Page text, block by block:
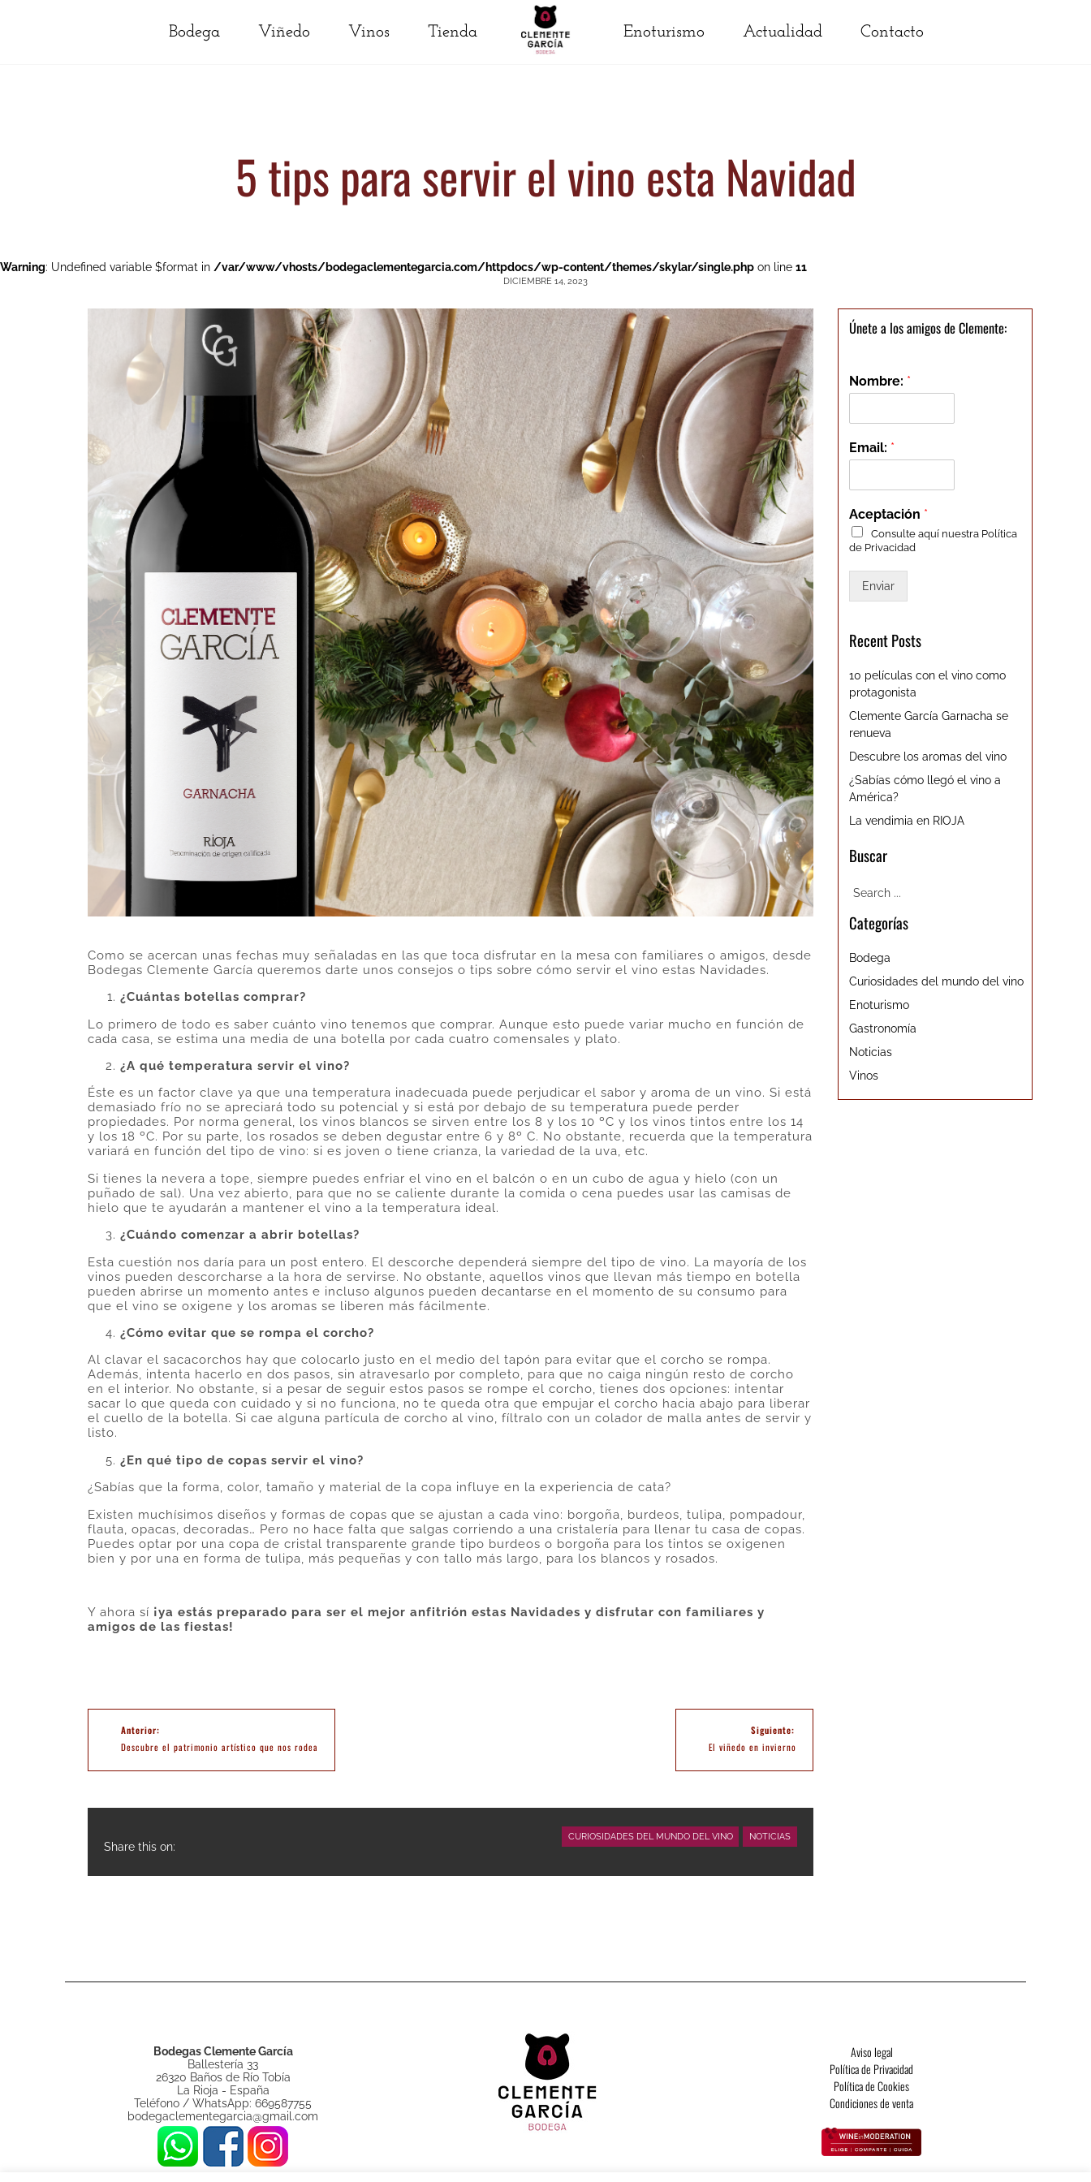
Bodega Viñedo Vinos Tienda Enoturismo Actualidad Contacto
5 tips para servir el vino esta Navidad
Warning: Undefined variable $format in /var/www/vhosts/bodegaclementegarcia.com/httpdocs/wp-content/themes/skylar/single.php on line 11
DICIEMBRE 14, 2023
Como se acercan unas fechas muy señaladas en las que toca disfrutar en la mesa con familiares o amigos, desde
Bodegas Clemente García queremos darte unos consejos o tips sobre cómo servir el vino estas Navidades.
¿Cuántas botellas comprar?
Lo primero de todo es saber cuánto vino tenemos que comprar. Aunque esto puede variar mucho en función de
cada casa, se estima una media de una botella por cada cuatro comensales y plato.
¿A qué temperatura servir el vino?
Éste es un factor clave ya que una temperatura inadecuada puede perjudicar el sabor y aroma de un vino. Si está
demasiado frío no se apreciará todo su potencial y si está por debajo de su temperatura puede perder
propiedades. Por norma general, los vinos blancos se sirven entre los 8 y los 10 ºC y los vinos tintos entre los 14
y los 18 ºC. Por su parte, los rosados se deben degustar entre 6 y 8º C. No obstante, recuerda que la temperatura
variará en función del tipo de vino: si es joven o tiene crianza, la variedad de la uva, etc.
Si tienes la nevera a tope, siempre puedes enfriar el vino en el balcón o en un cubo de agua y hielo (con un
puñado de sal). Una vez abierto, para que no se caliente durante la comida o cena puedes usar las camisas de
hielo que te ayudarán a mantener el vino a la temperatura ideal.
¿Cuándo comenzar a abrir botellas?
Esta cuestión nos daría para un post entero. El descorche dependerá siempre del tipo de vino. La mayoría de los
vinos pueden descorcharse a la hora de servirse. No obstante, aquellos vinos que llevan más tiempo en botella
pueden abrirse un momento antes e incluso algunos pueden decantarse en el momento de su consumo para
que el vino se oxigene y los aromas se liberen más fácilmente.
¿Cómo evitar que se rompa el corcho?
Al clavar el sacacorchos hay que colocarlo justo en el medio del tapón para evitar que el corcho se rompa.
Además, intenta hacerlo en dos pasos, sin atravesarlo por completo, para que no caiga ningún resto de corcho
en el interior. No obstante, si a pesar de seguir estos pasos se rompe el corcho, tienes dos opciones: intentar
sacar lo que queda con cuidado y si no funciona, no te queda otra que empujar el corcho hacia abajo para liberar
el cuello de la botella. Si cae alguna partícula de corcho al vino, fíltralo con un colador de malla antes de servir y
listo.
¿En qué tipo de copas servir el vino?
¿Sabías que la forma, color, tamaño y material de la copa influye en la experiencia de cata?
Existen muchísimos diseños y formas de copas que se ajustan a cada vino: borgoña, burdeos, tulipa, pompadour,
flauta, opacas, decoradas… Pero no hace falta que salgas corriendo a una cristalería para llenar tu casa de copas.
Puedes optar por una copa de cristal transparente grande tipo burdeos o borgoña para los tintos se oxigenen
bien y por una en forma de tulipa, más pequeñas y con tallo más largo, para los blancos y rosados.
Y ahora sí ¡ya estás preparado para ser el mejor anfitrión estas Navidades y disfrutar con familiares y
amigos de las fiestas!
Descubre el patrimonio artístico que nos rodea El viñedo en invierno
Share this on:
CURIOSIDADES DEL MUNDO DEL VINO NOTICIAS
Únete a los amigos de Clemente:
Nombre: *
Email: *
Aceptación *
Consulte aquí nuestra Política
de Privacidad
Enviar
Recent Posts
10 películas con el vino como
protagonista
Clemente García Garnacha se
renueva
Descubre los aromas del vino
¿Sabías cómo llegó el vino a
América?
La vendimia en RIOJA
Buscar
Categorías
Bodega
Curiosidades del mundo del vino
Enoturismo
Gastronomía
Noticias
Vinos
Bodegas Clemente García
Ballestería 33
26320 Baños de Río Tobía
La Rioja - España
Teléfono / WhatsApp: 669587755
bodegaclementegarcia@gmail.com
Aviso legal
Política de Privacidad
Política de Cookies
Condiciones de venta